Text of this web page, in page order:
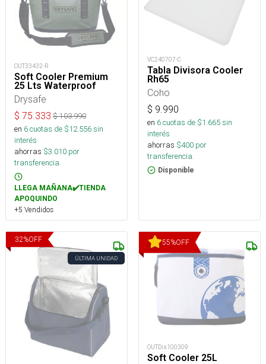
OUT33432-R
Soft Cooler Premium
25 Lts Waterproof
Drysafe
$ 75.333 $103.990
en 6cuotas de $12.556sin
interés
ahorras $3.010 por
transferencia.
LLEGA MAÑANA✔️TIENDA
APOQUINDO
+5 Vendidos
VC240707-C
Tabla Divisora Cooler
Rh65
Coho
$ 9.990
en 6cuotas de $1.665sin
interés
ahorras $400 por
transferencia.
Disponible
32%OFF
ÚLTIMA UNIDAD
55%OFF
OUTDis100309
Soft Cooler 25L